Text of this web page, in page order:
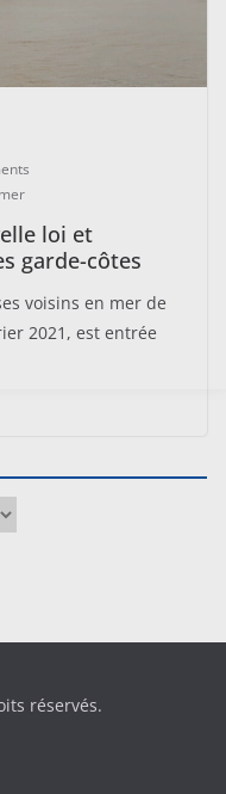
mer
loi et
garde-côtes
voisins en mer de
2021, est entrée
réservés.